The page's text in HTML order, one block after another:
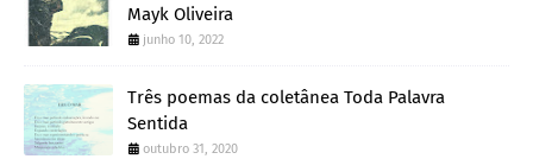
Mayk Oliveira
junho 10, 2022
Três poemas da coletânea Toda Palavra
Sentida
outubro 31, 2020